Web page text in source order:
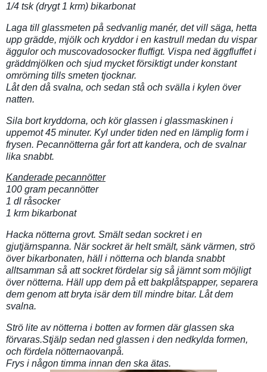
1/4 tsk (drygt 1 krm) bikarbonat
Laga till glassmeten på sedvanlig manér, det vill säga, hetta
upp grädde, mjölk och kryddor i en kastrull medan du vispar
äggulor och muscovadosocker fluffigt. Vispa ned äggfluffet i
gräddmjölken och sjud mycket försiktigt under konstant
omrörning tills smeten tjocknar.
Låt den då svalna, och sedan stå och svälla i kylen över
natten.
Sila bort kryddorna, och kör glassen i glassmaskinen i
uppemot 45 minuter. Kyl under tiden ned en lämplig form i
frysen. Pecannötterna går fort att kandera, och de svalnar
lika snabbt.
Kanderade pecannötter
100 gram pecannötter
1 dl råsocker
1 krm bikarbonat
Hacka nötterna grovt. Smält sedan sockret i en
gjutjärnspanna. När sockret är helt smält, sänk värmen, strö
över bikarbonaten, häll i nötterna och blanda snabbt
alltsamman så att sockret fördelar sig så jämnt som möjligt
över nötterna. Häll upp dem på ett bakplåtspapper, separera
dem genom att bryta isär dem till mindre bitar. Låt dem
svalna.
Strö lite av nötterna i botten av formen där glassen ska
förvaras.Stjälp sedan ned glassen i den nedkylda formen,
och fördela nötternaovanpå.
Frys i någon timma innan den ska ätas.